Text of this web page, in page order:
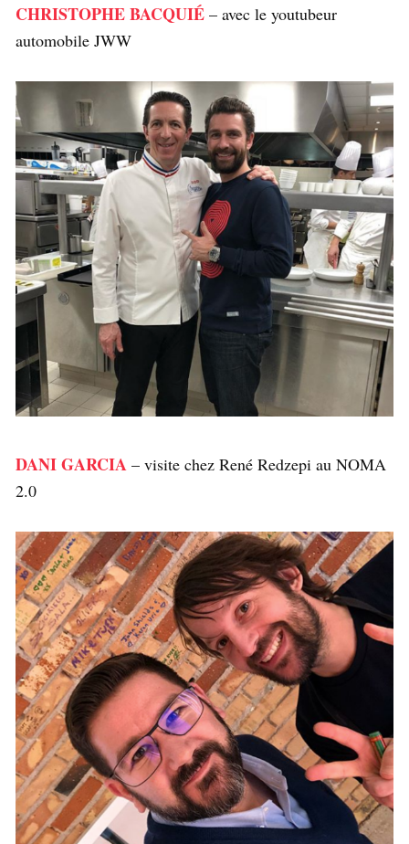
CHRISTOPHE BACQUIÉ – avec le youtubeur
automobile JWW
DANI GARCIA – visite chez René Redzepi au NOMA
2.0